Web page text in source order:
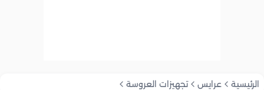
الرئيسية عرايس تجهيزات العروسة